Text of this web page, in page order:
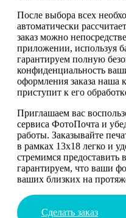
После выбора всех
автоматически
заказ можно
приложении, используя
гарантируем полную
конфиденциальность
оформления заказа наша
приступит к его
Приглашаем вас
сервиса ФотоПочта и
работы. Заказывайте
в рамках 13х18 легко и
стремимся предоставить
гарантируем, что ваши
ваших близких на
Сделать заказ